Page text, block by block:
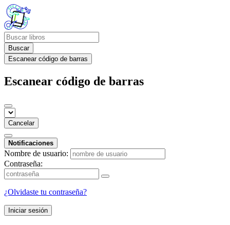
Buscar
Escanear código de barras
Escanear código de barras
Cancelar
Notificaciones
Nombre de usuario:
Contraseña:
¿Olvidaste tu contraseña?
Iniciar sesión